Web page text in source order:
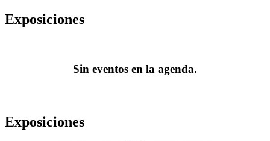
Exposiciones
Sin eventos en la agenda.
Exposiciones